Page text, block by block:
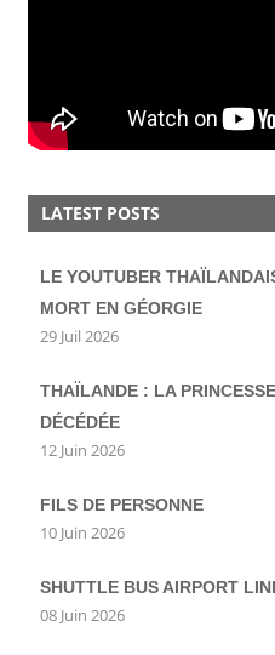
LATEST POSTS
LE YOUTUBER
MORT EN GÉORGIE
29 Juil 2026
THAÏLANDE : LA
DÉCÉDÉE
12 Juin 2026
FILS DE PERSONNE
10 Juin 2026
SHUTTLE BUS AIRPORT
08 Juin 2026